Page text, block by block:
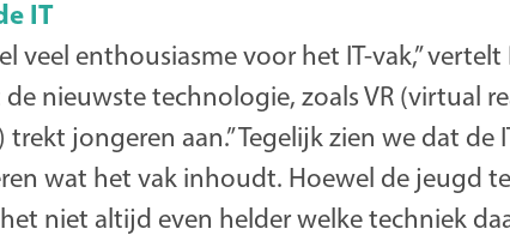
IT
veel enthousiasme voor het IT-vak,”
nieuwste technologie, zoals VR (virtual
jongeren aan.” Tegelijk zien we dat de
wat het vak inhoudt. Hoewel de jeugd
niet altijd even helder welke techniek